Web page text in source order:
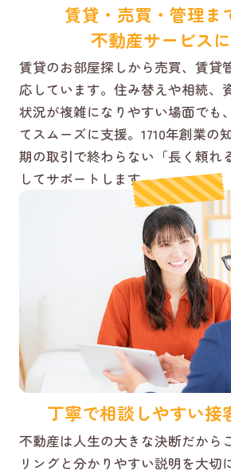
賃貸・売買・管理ま
不動産サービス
賃貸のお部屋探しから売買、賃貸
応しています。住み替えや相続、
状況が複雑になりやすい場面でも
てスムーズに支援。1710年創業の
期の取引で終わらない「長く頼れ
してサポートします。
丁寧で相談しやすい接
不動産は人生の大きな決断だから
リングと分かりやすい説明を大切